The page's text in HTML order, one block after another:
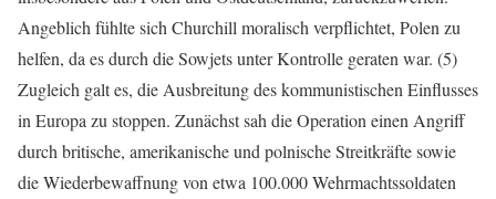
Angeblich fühlte sich Churchill moralisch verpflichtet, Polen zu
helfen, da es durch die Sowjets unter Kontrolle geraten war. (5)
Zugleich galt es, die Ausbreitung des kommunistischen Einflusses
in Europa zu stoppen. Zunächst sah die Operation einen Angriff
durch britische, amerikanische und polnische Streitkräfte sowie
die Wiederbewaffnung von etwa 100.000 Wehrmachtssoldaten